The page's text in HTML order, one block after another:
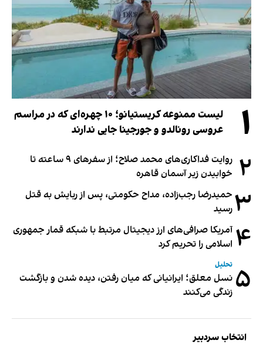
۱
لیست ممنوعه کریستیانو؛ ۱۰ چهره‌ای که در مراسم
عروسی رونالدو و جورجینا جایی ندارند
۲
روایت فداکاری‌های محمد صلاح؛ از سفرهای ۹ ساعته تا
خوابیدن زیر آسمان قاهره
۳ حمیدرضا رجب‌زاده، مداح حکومتی، پس از ربایش به قتل
رسید
۴ آمریکا صرافی‌های ارز دیجیتال مرتبط با شبکه قمار جمهوری
اسلامی را تحریم کرد
۵ تحلیل
نسل معلق؛ ایرانیانی که میان رفتن، دیده شدن و بازگشت
زندگی می‌کنند
انتخاب سردبیر